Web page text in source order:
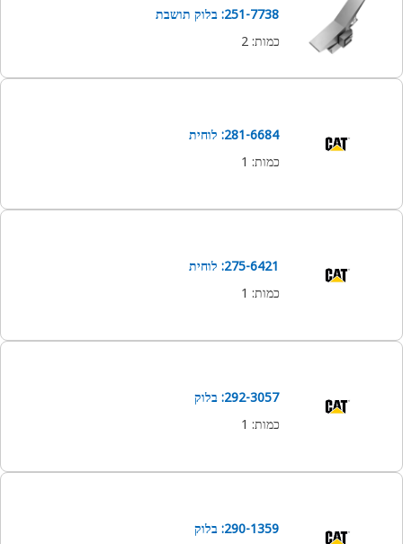
251-7738: בלוק תושבת
כמות:
2
281-6684: לוחית
כמות:
1
275-6421: לוחית
כמות:
1
292-3057: בלוק
כמות:
1
290-1359: בלוק